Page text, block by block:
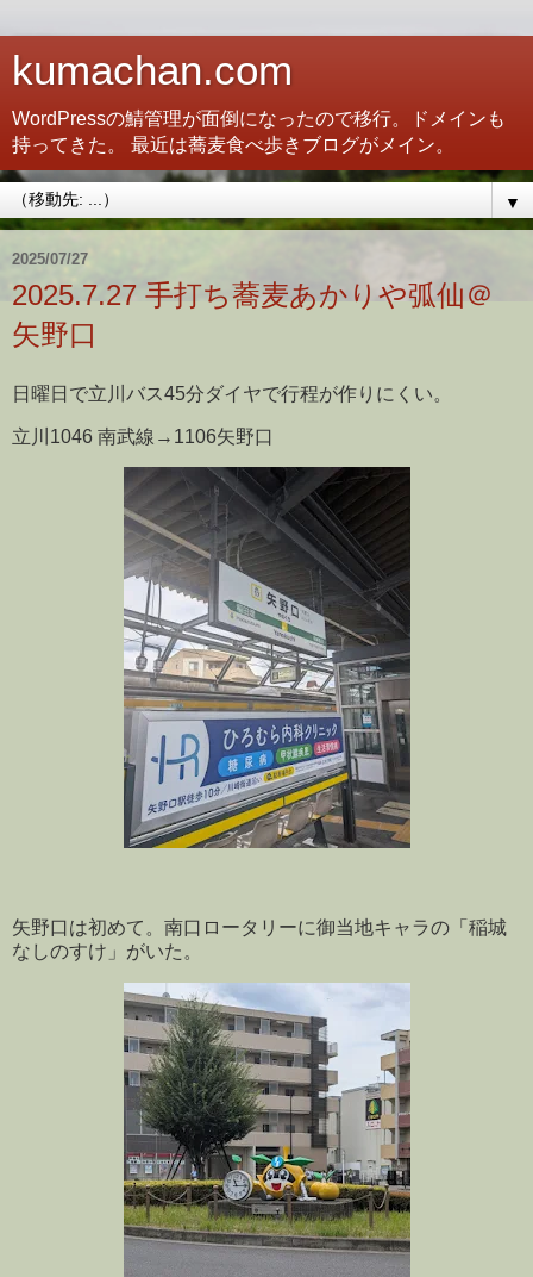
kumachan.com
WordPressの鯖管理が面倒になったので移行。ドメインも
持ってきた。 最近は蕎麦食べ歩きブログがメイン。
▼
2025/07/27
2025.7.27 手打ち蕎麦あかりや弧仙＠
矢野口
日曜日で立川バス45分ダイヤで行程が作りにくい。
立川1046 南武線→1106矢野口
矢野口は初めて。南口ロータリーに御当地キャラの「稲城
なしのすけ」がいた。